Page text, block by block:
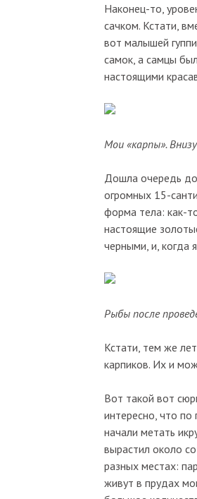
Наконец-то,
сачком. Кстати,
вот малышей
самок, а самцы
настоящими
Мои «карпы».
Дошла очередь
огромных 15-
форма тела: как-
настоящие
черными, и, когда
Рыбы после
Кстати, тем же
карпиков. Их и
Вот такой вот
интересно, что по
начали метать
вырастил около
разных местах:
живут в прудах